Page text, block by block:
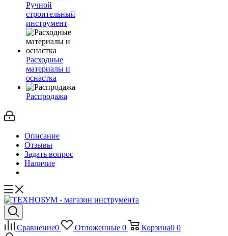
Ручной
строительный
инструмент
Расходные
материалы и
оснастка
Распродажа
Описание
Отзывы
Задать вопрос
Наличие
Сравнение0 Отложенные 0 Корзина0 0